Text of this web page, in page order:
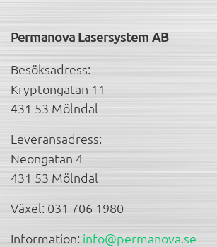
Permanova Lasersystem AB
Besöksadress:
Kryptongatan 11
431 53 Mölndal
Leveransadress:
Neongatan 4
431 53 Mölndal
Växel: 031 706 1980
Information: info@permanova.se